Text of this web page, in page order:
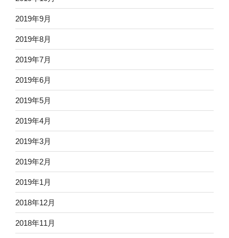
2019年9月
2019年8月
2019年7月
2019年6月
2019年5月
2019年4月
2019年3月
2019年2月
2019年1月
2018年12月
2018年11月